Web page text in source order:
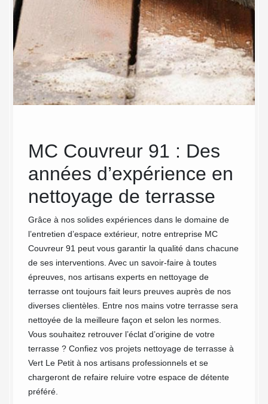
MC Couvreur 91 : Des
années d’expérience en
nettoyage de terrasse
Grâce à nos solides expériences dans le domaine de
l’entretien d’espace extérieur, notre entreprise MC
Couvreur 91 peut vous garantir la qualité dans chacune
de ses interventions. Avec un savoir-faire à toutes
épreuves, nos artisans experts en nettoyage de
terrasse ont toujours fait leurs preuves auprès de nos
diverses clientèles. Entre nos mains votre terrasse sera
nettoyée de la meilleure façon et selon les normes.
Vous souhaitez retrouver l’éclat d’origine de votre
terrasse ? Confiez vos projets nettoyage de terrasse à
Vert Le Petit à nos artisans professionnels et se
chargeront de refaire reluire votre espace de détente
préféré.